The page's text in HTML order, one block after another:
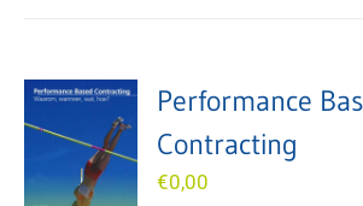
Performance
Contracting
€0,00